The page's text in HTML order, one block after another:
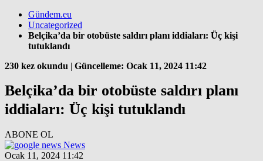
Gündem.eu
Uncategorized
Belçika’da bir otobüste saldırı planı iddiaları: Üç kişi
tutuklandı
230 kez okundu | Güncelleme: Ocak 11, 2024 11:42
Belçika’da bir otobüste saldırı planı
iddiaları: Üç kişi tutuklandı
ABONE OL
News
Ocak 11, 2024 11:42